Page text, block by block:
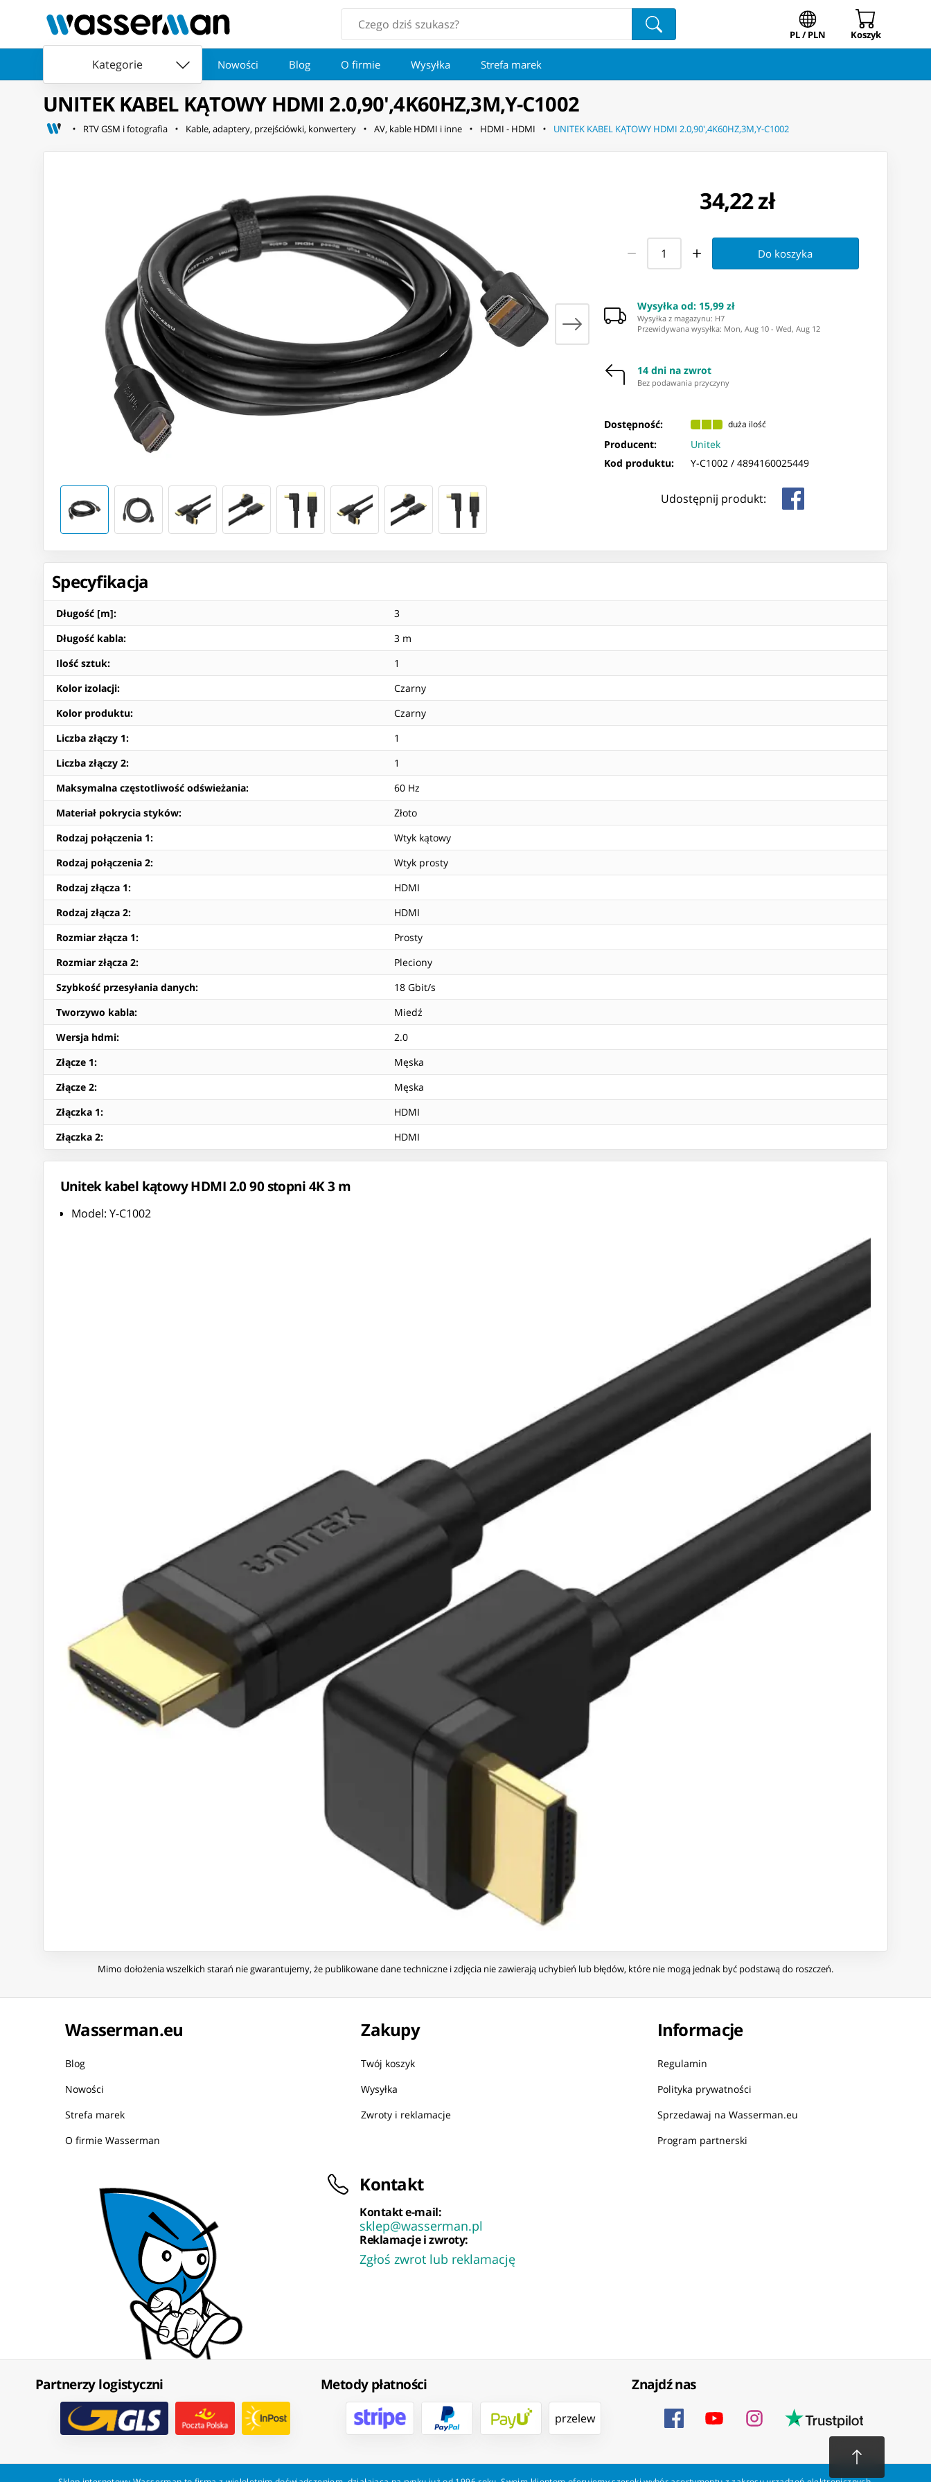
PL / PLN Koszyk
Kategorie Nowości Blog O firmie Wysyłka Strefa marek
UNITEK KABEL KĄTOWY HDMI 2.0,90',4K60HZ,3M,Y-C1002
RTV GSM i fotografia Kable, adaptery, przejściówki, konwertery AV, kable HDMI i inne HDMI - HDMI UNITEK KABEL KĄTOWY HDMI 2.0,90',4K60HZ,3M,Y-C1002
34,22 zł
Do koszyka
Wysyłka od: 15,99 zł
Wysyłka z magazynu: ⁨H7⁩
Przewidywana wysyłka: Mon, Aug 10 -Wed, Aug 12
14 dni na zwrot
Bez podawania przyczyny
Dostępność: duża ilość
Producent:
Unitek
Kod produktu:
Y-C1002 /4894160025449
Udostępnij produkt:
Specyfikacja
Długość [m]:
3
Długość kabla:
3 m
Ilość sztuk:
1
Kolor izolacji:
Czarny
Kolor produktu:
Czarny
Liczba złączy 1:
1
Liczba złączy 2:
1
Maksymalna częstotliwość odświeżania:
60 Hz
Materiał pokrycia styków:
Złoto
Rodzaj połączenia 1:
Wtyk kątowy
Rodzaj połączenia 2:
Wtyk prosty
Rodzaj złącza 1:
HDMI
Rodzaj złącza 2:
HDMI
Rozmiar złącza 1:
Prosty
Rozmiar złącza 2:
Pleciony
Szybkość przesyłania danych:
18 Gbit/s
Tworzywo kabla:
Miedź
Wersja hdmi:
2.0
Złącze 1:
Męska
Złącze 2:
Męska
Złączka 1:
HDMI
Złączka 2: HDMI
Unitek kabel kątowy HDMI 2.0 90 stopni 4K 3 m
Model: Y-C1002
Mimo dołożenia wszelkich starań nie gwarantujemy, że publikowane dane techniczne i zdjęcia nie zawierają uchybień lub błędów, które nie mogą jednak być podstawą do roszczeń.
Wasserman.eu
Blog
Nowości
Strefa marek
O firmie Wasserman
Zakupy
Twój koszyk
Wysyłka
Zwroty i reklamacje
Informacje
Regulamin
Polityka prywatności
Sprzedawaj na Wasserman.eu
Program partnerski
Kontakt
Kontakt e-mail:
sklep@wasserman.pl
Reklamacje i zwroty:
Zgłoś zwrot lub reklamację
Partnerzy logistyczni Metody płatności
przelew
Znajdź nas